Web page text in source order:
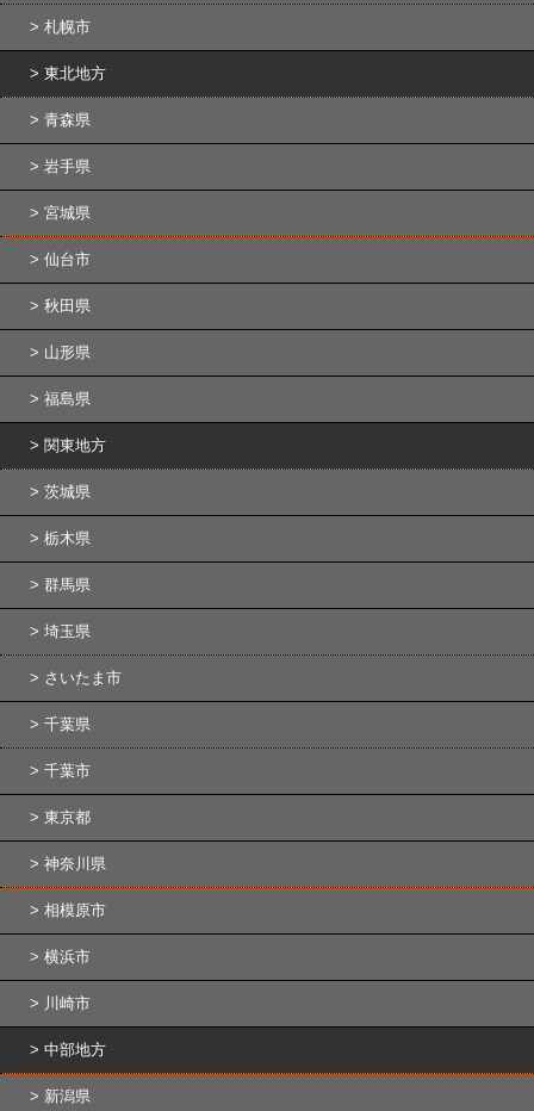
札幌市
東北地方
青森県
岩手県
宮城県
仙台市
秋田県
山形県
福島県
関東地方
茨城県
栃木県
群馬県
埼玉県
さいたま市
千葉県
千葉市
東京都
神奈川県
相模原市
横浜市
川崎市
中部地方
新潟県